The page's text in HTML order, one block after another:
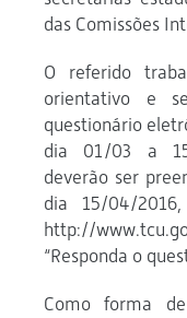
das Comissões
O referido
orientativo e
questionário
dia 01/03 a
deverão ser
dia 15/04/
http://
“Responda o
Como forma